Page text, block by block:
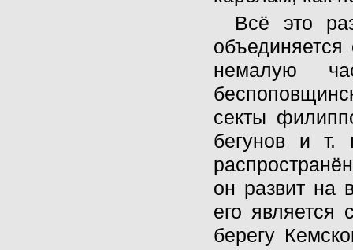
Всё это
немалую
секты
бегунов и т.
он развит на
его является
берегу